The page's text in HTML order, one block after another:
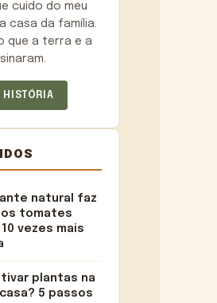
cuido do meu
casa da família.
que a terra e a
HISTÓRIA
natural faz
os tomates
vezes mais
plantas na
5 passos